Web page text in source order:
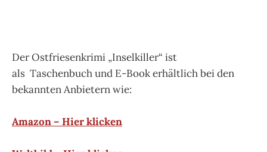
Der Ostfriesenkrimi „Inselkiller“ ist
als Taschenbuch und E-Book erhältlich bei den
bekannten Anbietern wie:
Amazon – Hier klicken